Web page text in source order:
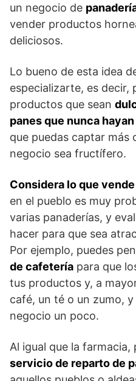
un negocio de
vender productos
deliciosos.
Lo bueno de esta idea
especializarte, es decir,
productos que sean
panes que nunca
que puedas captar más
negocio sea fructífero.
Considera lo que
en el pueblo es muy
varias panaderías, y
hacer para que sea
Por ejemplo, puedes
de cafetería para que
tus productos y, a
café, un té o un zumo,
negocio un poco.
Al igual que la
servicio de reparto de